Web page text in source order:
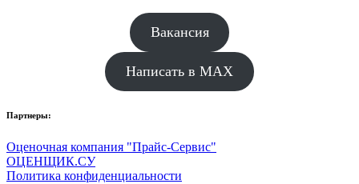
Вакансия
Написать в MAX
Партнеры:
Оценочная компания "Прайс-Сервис"
ОЦЕНЩИК.СУ
Политика конфиденциальности